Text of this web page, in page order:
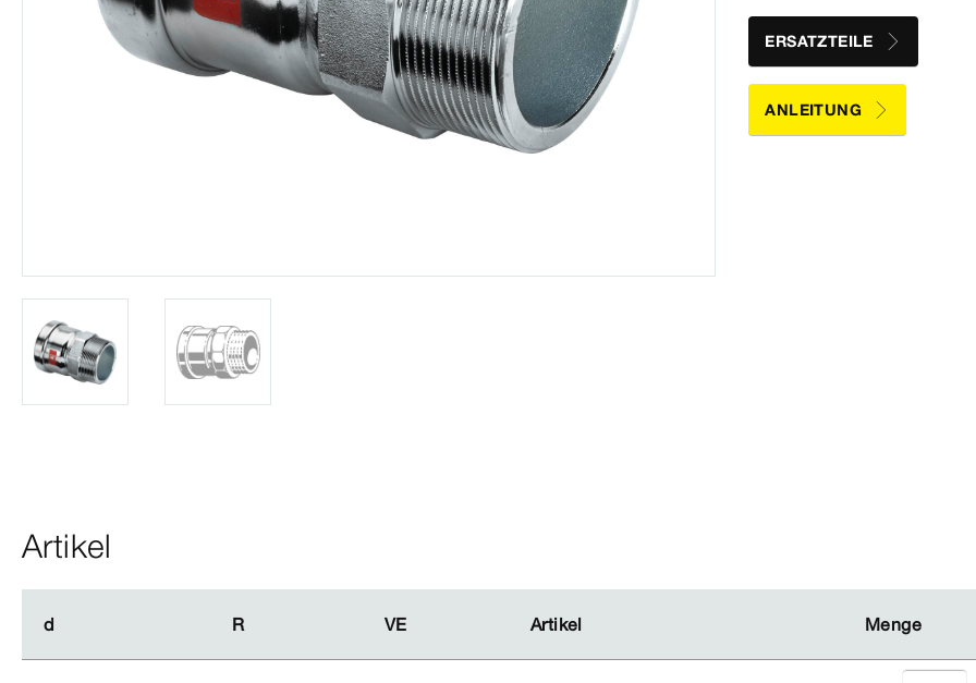
ERSATZTEILE
ANLEITUNG
Artikel
d R VE Artikel Menge
d R VE Artikel Menge